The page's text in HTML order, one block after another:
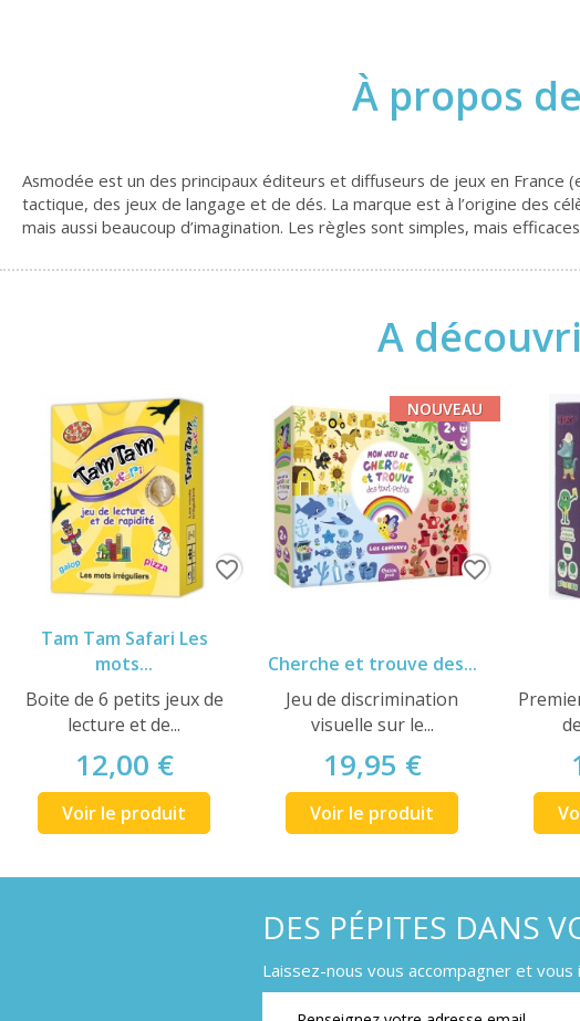
À propos
Asmodée est un des principaux éditeurs et diffuseurs de jeux en
tactique, des jeux de langage et de dés. La marque est à l’origine des
mais aussi beaucoup d’imagination. Les règles sont simples, mais
A
Tam Tam Safari Les
mots...
Boite de 6 petits jeux de
lecture et de...
12,00 €
Voir le produit
favorite_border
Cherche et trouve des...
Jeu de discrimination
visuelle sur le...
19,95 €
Voir le produit
NOUVEAU
favorite_border
DES PÉPITES DANS
Laissez-nous vous accompagner et